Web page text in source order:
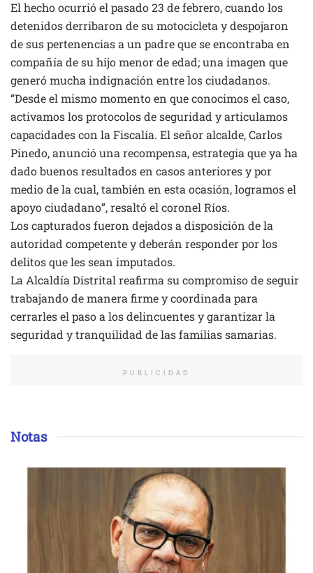
El hecho ocurrió el pasado 23 de febrero, cuando los
detenidos derribaron de su motocicleta y despojaron
de sus pertenencias a un padre que se encontraba en
compañía de su hijo menor de edad; una imagen que
generó mucha indignación entre los ciudadanos.
“Desde el mismo momento en que conocimos el caso,
activamos los protocolos de seguridad y articulamos
capacidades con la Fiscalía. El señor alcalde, Carlos
Pinedo, anunció una recompensa, estrategia que ya ha
dado buenos resultados en casos anteriores y por
medio de la cual, también en esta ocasión, logramos el
apoyo ciudadano”, resaltó el coronel Ríos.
Los capturados fueron dejados a disposición de la
autoridad competente y deberán responder por los
delitos que les sean imputados.
La Alcaldía Distrital reafirma su compromiso de seguir
trabajando de manera firme y coordinada para
cerrarles el paso a los delincuentes y garantizar la
seguridad y tranquilidad de las familias samarias.
PUBLICIDAD
Notas